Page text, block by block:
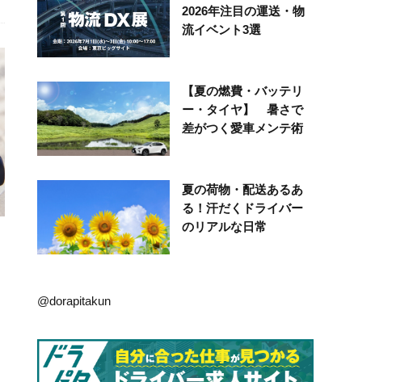
2026年注目の運送・物
流イベント3選
【夏の燃費・バッテリ
ー・タイヤ】 暑さで
差がつく愛車メンテ術
夏の荷物・配送あるあ
る！汗だくドライバー
のリアルな日常
@dorapitakun